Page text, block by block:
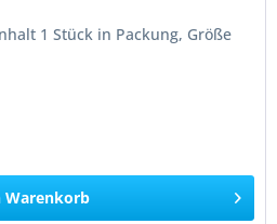
1 Stück in Packung, Größe
Warenkorb